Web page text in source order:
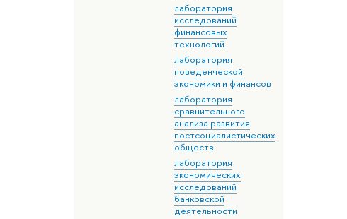
лаборатория
исследований
финансовых
технологий
лаборатория
поведенческой
экономики и финансов
лаборатория
сравнительного
анализа развития
постсоциалистических
обществ
лаборатория
экономических
исследований
банковской
деятельности